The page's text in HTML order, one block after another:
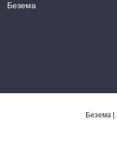
Безема